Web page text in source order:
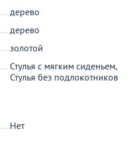
дерево
дерево
золотой
Стулья с мягким сиденьем,
Стулья без подлокотников
Нет